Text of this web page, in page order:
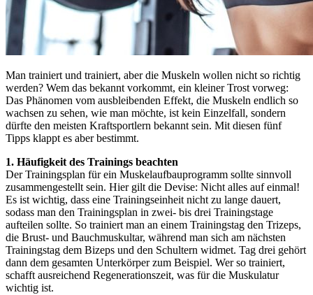
Man trainiert und trainiert, aber die Muskeln wollen nicht so richtig
werden? Wem das bekannt vorkommt, ein kleiner Trost vorweg:
Das Phänomen vom ausbleibenden Effekt, die Muskeln endlich so
wachsen zu sehen, wie man möchte, ist kein Einzelfall, sondern
dürfte den meisten Kraftsportlern bekannt sein. Mit diesen fünf
Tipps klappt es aber bestimmt.
1. Häufigkeit des Trainings beachten
Der Trainingsplan für ein Muskelaufbauprogramm sollte sinnvoll
zusammengestellt sein. Hier gilt die Devise: Nicht alles auf einmal!
Es ist wichtig, dass eine Trainingseinheit nicht zu lange dauert,
sodass man den Trainingsplan in zwei- bis drei Trainingstage
aufteilen sollte. So trainiert man an einem Trainingstag den Trizeps,
die Brust- und Bauchmuskultar, während man sich am nächsten
Trainingstag dem Bizeps und den Schultern widmet. Tag drei gehört
dann dem gesamten Unterkörper zum Beispiel. Wer so trainiert,
schafft ausreichend Regenerationszeit, was für die Muskulatur
wichtig ist.